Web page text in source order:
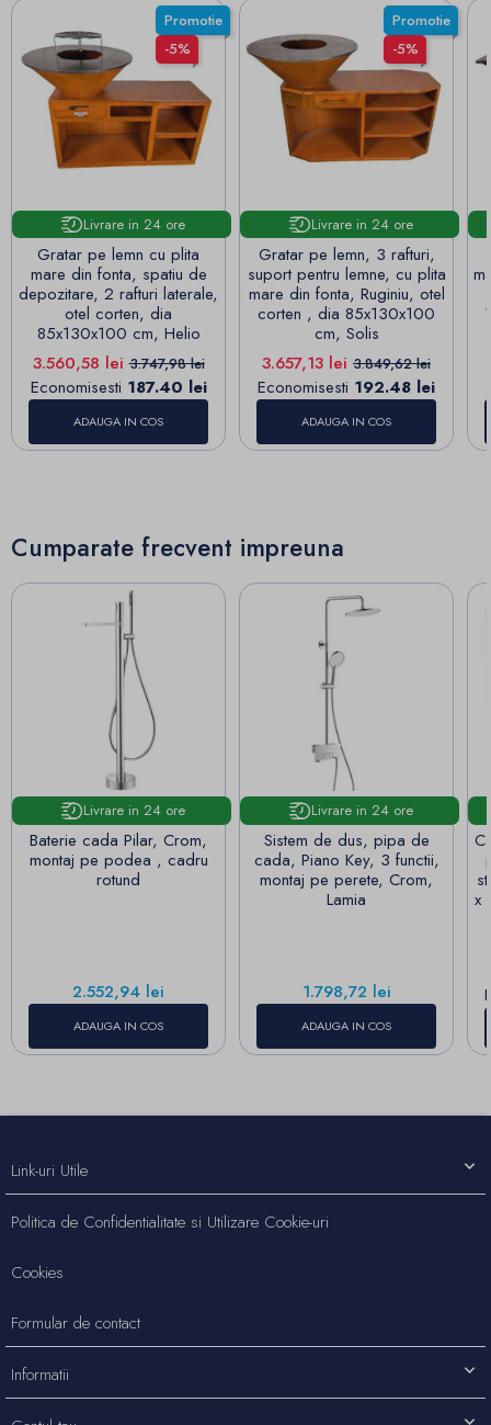
Promotie
-5%
Livrare in 24 ore
Gratar pe lemn cu plita
mare din fonta, spatiu de
depozitare, 2 rafturi laterale,
otel corten, dia
85x130x100 cm, Helio
Pret
3.560,58 leiPret de baza
3.747,98 lei
Economisesti 187.40 lei
ADAUGA IN COS
Promotie
-5%
Livrare in 24 ore
Gratar pe lemn, 3 rafturi,
suport pentru lemne, cu plita
mare din fonta, Ruginiu, otel
corten , dia 85x130x100
cm, Solis
Pret
3.657,13 lei Pret de baza
3.849,62 lei
Economisesti 192.48 lei
ADAUGA IN COS
Cumparate frecvent impreuna
Livrare in 24 ore
Baterie cada Pilar, Crom,
montaj pe podea , cadru
rotund
Pret
2.552,94 lei
ADAUGA IN COS
Livrare in 24 ore
Sistem de dus, pipa de
cada, Piano Key, 3 functii,
montaj pe perete, Crom,
Lamia
Pret
1.798,72 lei
ADAUGA IN COS
x
Link-uri Utile
Politica de Confidentialitate si Utilizare Cookie-uri
Cookies
Formular de contact
Informatii